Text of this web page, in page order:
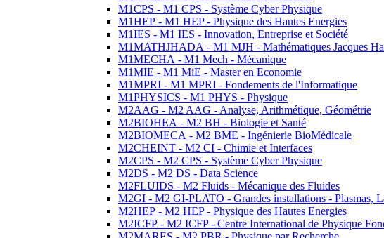
M1CPS - M1 CPS - Système Cyber Physique
M1HEP - M1 HEP - Physique des Hautes Energies
M1IES - M1 IES - Innovation, Entreprise et Société
M1MATHJHADA - M1 MJH - Mathématiques Jacques
M1MECHA - M1 Mech - Mécanique
M1MIE - M1 MiE - Master en Economie
M1MPRI - M1 MPRI - Fondements de l'Informatique
M1PHYSICS - M1 PHYS - Physique
M2AAG - M2 AAG - Analyse, Arithmétique, Géométrie
M2BIOHEA - M2 BH - Biologie et Santé
M2BIOMECA - M2 BME - Ingénierie BioMédicale
M2CHEINT - M2 CI - Chimie et Interfaces
M2CPS - M2 CPS - Système Cyber Physique
M2DS - M2 DS - Data Science
M2FLUIDS - M2 Fluids - Mécanique des Fluides
M2GI - M2 GI-PLATO - Grandes installations - Plasmas,
M2HEP - M2 HEP - Physique des Hautes Energies
M2ICFP - M2 ICFP - Centre International de Physique